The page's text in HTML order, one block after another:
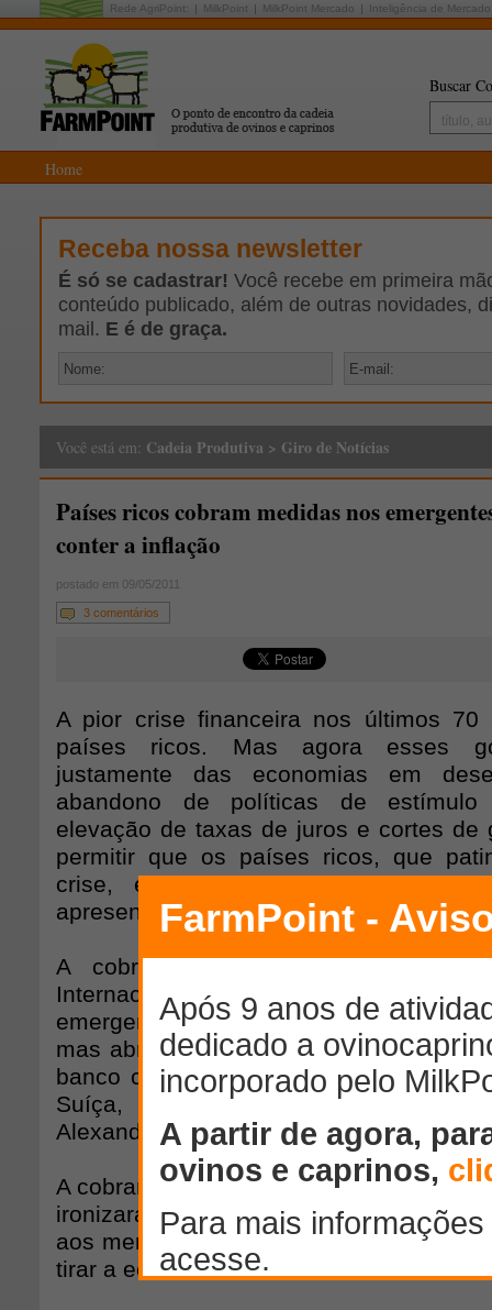
Rede AgriPoint: MilkPoint MilkPoint Mercado Inteligência de Mercado
Buscar
Home
Receba nossa newsletter
É só se cadastrar! Você recebe em primeira
conteúdo publicado, além de outras novidades,
mail. E é de graça.
Você está em: Cadeia Produtiva > Giro de Notícias
Países ricos cobram medidas nos
conter a inflação
postado em 09/05/2011
3 comentários
A pior crise financeira nos últimos 70
países ricos. Mas agora esses
justamente das economias em
abandono de políticas de estímulo
elevação de taxas de juros e cortes de
permitir que os países ricos, que
crise, evitem a "importação da
apresentar crescimento sustentável.
A cobrança é feita pelo Banco de
Internacionais (BIS), alertando que a
emergentes ameaça a recuperação da
mas abrindo um racha entre
banco central dos bancos centrais)
Suíça, autoridades monetárias do
Alexandre Tombini, presidente do Banco
A cobrança irritou representantes dos
ironizaram o alerta como mais uma
aos mercados em desenvolvimento a
tirar a economia mundial da incerteza.